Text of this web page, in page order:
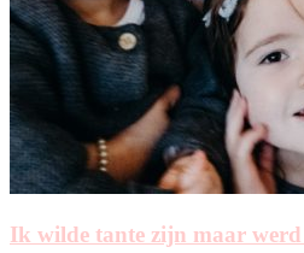
Ik wilde tante zijn maar